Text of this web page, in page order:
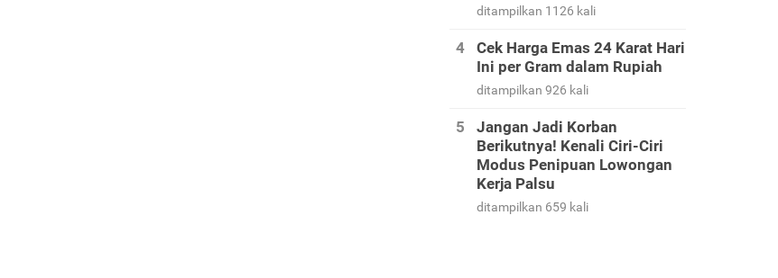
ditampilkan 1126 kali
Cek Harga Emas 24 Karat Hari
Ini per Gram dalam Rupiah
ditampilkan 926 kali
Jangan Jadi Korban
Berikutnya! Kenali Ciri-Ciri
Modus Penipuan Lowongan
Kerja Palsu
ditampilkan 659 kali